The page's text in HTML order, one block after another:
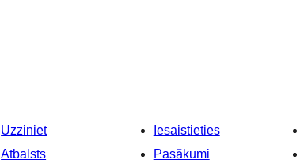
Uzziniet
Atbalsts
Iesaistieties
Pasākumi